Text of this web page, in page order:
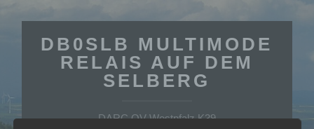
DB0SLB MULTIMODE
RELAIS AUF DEM
SELBERG
DARC OV Westpfalz K39